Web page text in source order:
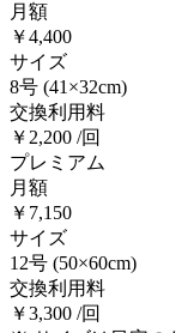
月額
￥4,400
サイズ
8号 (41×32cm)
交換利用料
￥2,200 /回
プレミアム
月額
￥7,150
サイズ
12号 (50×60cm)
交換利用料
￥3,300 /回